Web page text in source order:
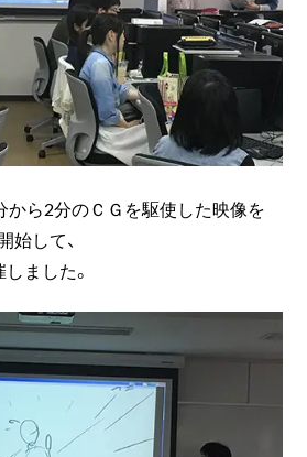
から2分のＣＧを駆使した映像を
して、
ました。